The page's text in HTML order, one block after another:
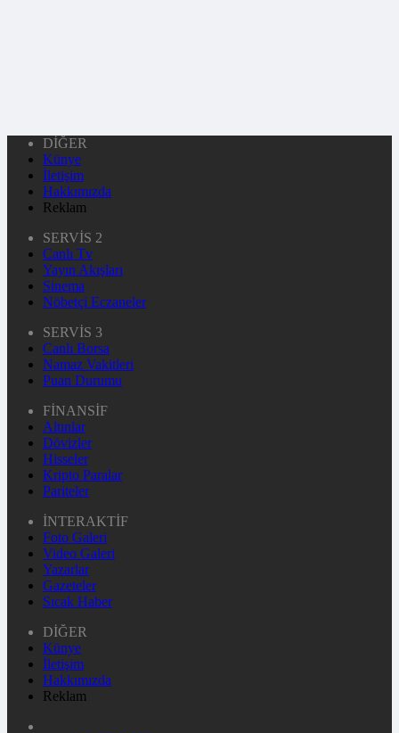
DİĞER
Künye
İletişim
Hakkımızda
Reklam
SERVİS 2
Canlı Tv
Yayın Akışları
Sinema
Nöbetçi Eczaneler
SERVİS 3
Canlı Borsa
Namaz Vakitleri
Puan Durumu
FİNANSİF
Altınlar
Dövizler
Hisseler
Kripto Paralar
Pariteler
İNTERAKTİF
Foto Galeri
Video Galeri
Yazarlar
Gazeteler
Sıcak Haber
DİĞER
Künye
İletişim
Hakkımızda
Reklam